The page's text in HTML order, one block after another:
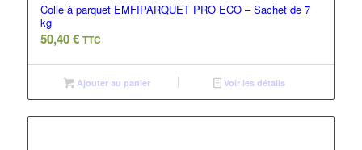
Colle à parquet EMFIPARQUET PRO ECO – Sachet de 7
kg
50,40€ TTC
Ajouter au panier Voir les détails